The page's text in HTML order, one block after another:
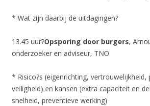
* Wat zijn daarbij de uitdagingen?
13.45 uur?Opsporing door burgers,
onderzoeker en adviseur, TNO
* Risico?s (eigenrichting, vertrouwelijkheid,
veiligheid) en kansen (extra capaciteit en
snelheid, preventieve werking)